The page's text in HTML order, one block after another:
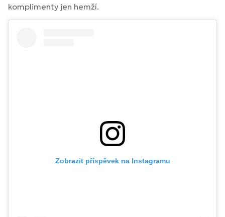
komplimenty jen hemží.
Zobrazit příspěvek na Instagramu